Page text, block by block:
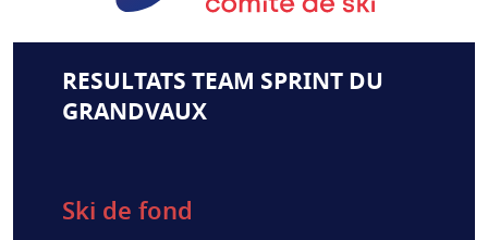
RESULTATS TEAM SPRINT DU
GRANDVAUX
Ski de fond